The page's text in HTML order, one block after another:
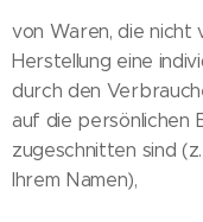
von Waren, die
Herstellung eine
durch den
auf die persönlichen
zugeschnitten sind
Ihrem Namen),